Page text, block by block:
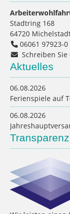
Stadtring 168
64720
06061 97923-0
Schreiben Sie
Aktuelles
06.08.2026
Ferienspiele auf
06.08.2026
Transparenz